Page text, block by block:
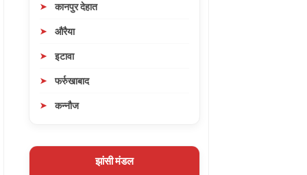
कानपुर देहात
औरैया
इटावा
फर्रुखाबाद
कन्नौज
झांसी मंडल